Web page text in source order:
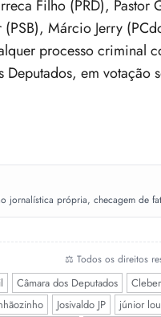
Filho (PRD), Pastor
Márcio Jerry
processo criminal
em votação
jornalística própria, checagem de
⚖️ Todos os direitos
Câmara dos Deputados
Josivaldo JP júnior